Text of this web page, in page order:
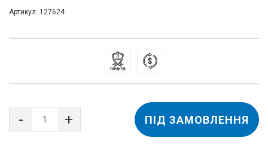
Артикул: 127624
ПІД ЗАМОВЛЕННЯ